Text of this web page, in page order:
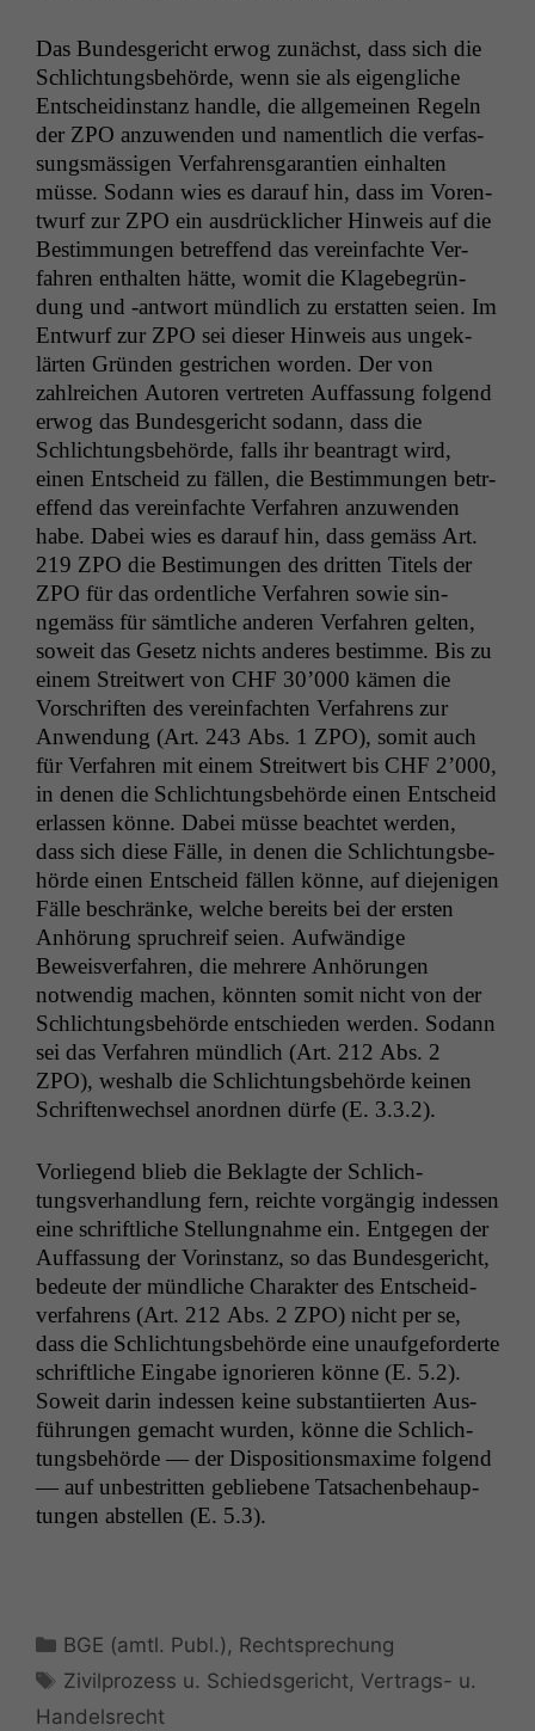
Das Bun­des­gericht erwog zunächst, dass sich die
Schlich­tungs­be­hörde, wenn sie als eigengliche
Entschei­din­stanz han­dle, die all­ge­meinen Regeln
der ZPO anzuwen­den und namentlich die ver­fas­
sungsmäs­si­gen Ver­fahrens­garantien ein­hal­ten
müsse. Sodann wies es darauf hin, dass im Voren­
twurf zur ZPO ein aus­drück­lich­er Hin­weis auf die
Bes­tim­mungen betr­e­f­fend das vere­in­fachte Ver­
fahren enthal­ten hätte, wom­it die Klage­be­grün­
dung und ‑antwort mündlich zu erstat­ten seien. Im
Entwurf zur ZPO sei dieser Hin­weis aus ungek­
lärten Grün­den gestrichen wor­den. Der von
zahlre­ichen Autoren vertreten Auf­fas­sung fol­gend
erwog das Bun­des­gericht sodann, dass die
Schlich­tungs­be­hörde, falls ihr beantragt wird,
einen Entscheid zu fällen, die Bes­tim­mungen betr­
e­f­fend das vere­in­fachte Ver­fahren anzuwen­den
habe. Dabei wies es darauf hin, dass gemäss Art.
219 ZPO die Bes­timungen des drit­ten Titels der
ZPO für das ordentliche Ver­fahren sowie sin­
ngemäss für sämtliche anderen Ver­fahren gel­ten,
soweit das Gesetz nichts anderes bes­timme. Bis zu
einem Stre­itwert von CHF 30’000 kämen die
Vorschriften des vere­in­facht­en Ver­fahrens zur
Anwen­dung (Art. 243 Abs. 1 ZPO), somit auch
für Ver­fahren mit einem Stre­itwert bis CHF 2’000,
in denen die Schlich­tungs­be­hörde einen Entscheid
erlassen könne. Dabei müsse beachtet wer­den,
dass sich diese Fälle, in denen die Schlich­tungs­be­
hörde einen Entscheid fällen könne, auf diejeni­gen
Fälle beschränke, welche bere­its bei der ersten
Anhörung spruchreif seien. Aufwändi­ge
Beweisver­fahren, die mehrere Anhörun­gen
notwendig machen, kön­nten somit nicht von der
Schlich­tungs­be­hörde entsch­ieden wer­den. Sodann
sei das Ver­fahren mündlich (Art. 212 Abs. 2
ZPO), weshalb die Schlich­tungs­be­hörde keinen
Schriften­wech­sel anord­nen dürfe (E. 3.3.2).
Vor­liegend blieb die Beklagte der Schlich­
tungsver­hand­lung fern, reichte vorgängig indessen
eine schriftliche Stel­lung­nahme ein. Ent­ge­gen der
Auf­fas­sung der Vorin­stanz, so das Bun­des­gericht,
bedeute der mündliche Charak­ter des Entschei­d­
ver­fahrens (Art. 212 Abs. 2 ZPO) nicht per se,
dass die Schlich­tungs­be­hörde eine unaufge­forderte
schriftliche Eingabe ignori­eren könne (E. 5.2).
Soweit darin indessen keine sub­stan­ti­ierten Aus­
führun­gen gemacht wur­den, könne die Schlich­
tungs­be­hörde — der Dis­po­si­tion­s­maxime fol­gend
— auf unbe­strit­ten gebliebene Tat­sachen­be­haup­
tun­gen abstellen (E. 5.3).
Kategorien
BGE (amtl. Publ.) , Rechtsprechung
Schlagwörter
Zivilprozess u. Schiedsgericht, Vertrags- u.
Handelsrecht